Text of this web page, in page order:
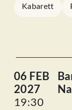
Kabarett
06 FEB
2027
19:30